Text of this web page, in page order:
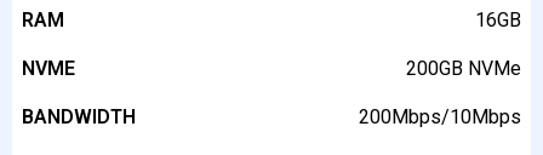
RAM 16GB
NVME 200GB NVMe
BANDWIDTH 200Mbps/10Mbps